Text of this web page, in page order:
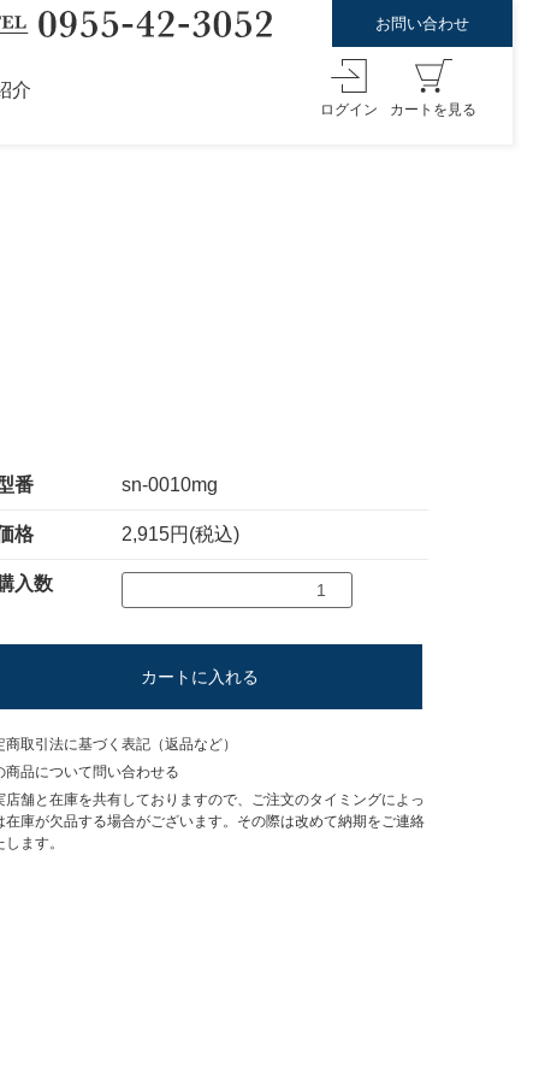
お問い合わせ
介
ログイン カートを見る
番 sn-0010mg
格 2,915円(税込)
入数
カートに入れる
商取引法に基づく表記（返品など）
商品について問い合わせる
舗と在庫を共有しておりますので、ご注文のタイミングによっ
在庫が欠品する場合がございます。その際は改めて納期をご連絡
します。